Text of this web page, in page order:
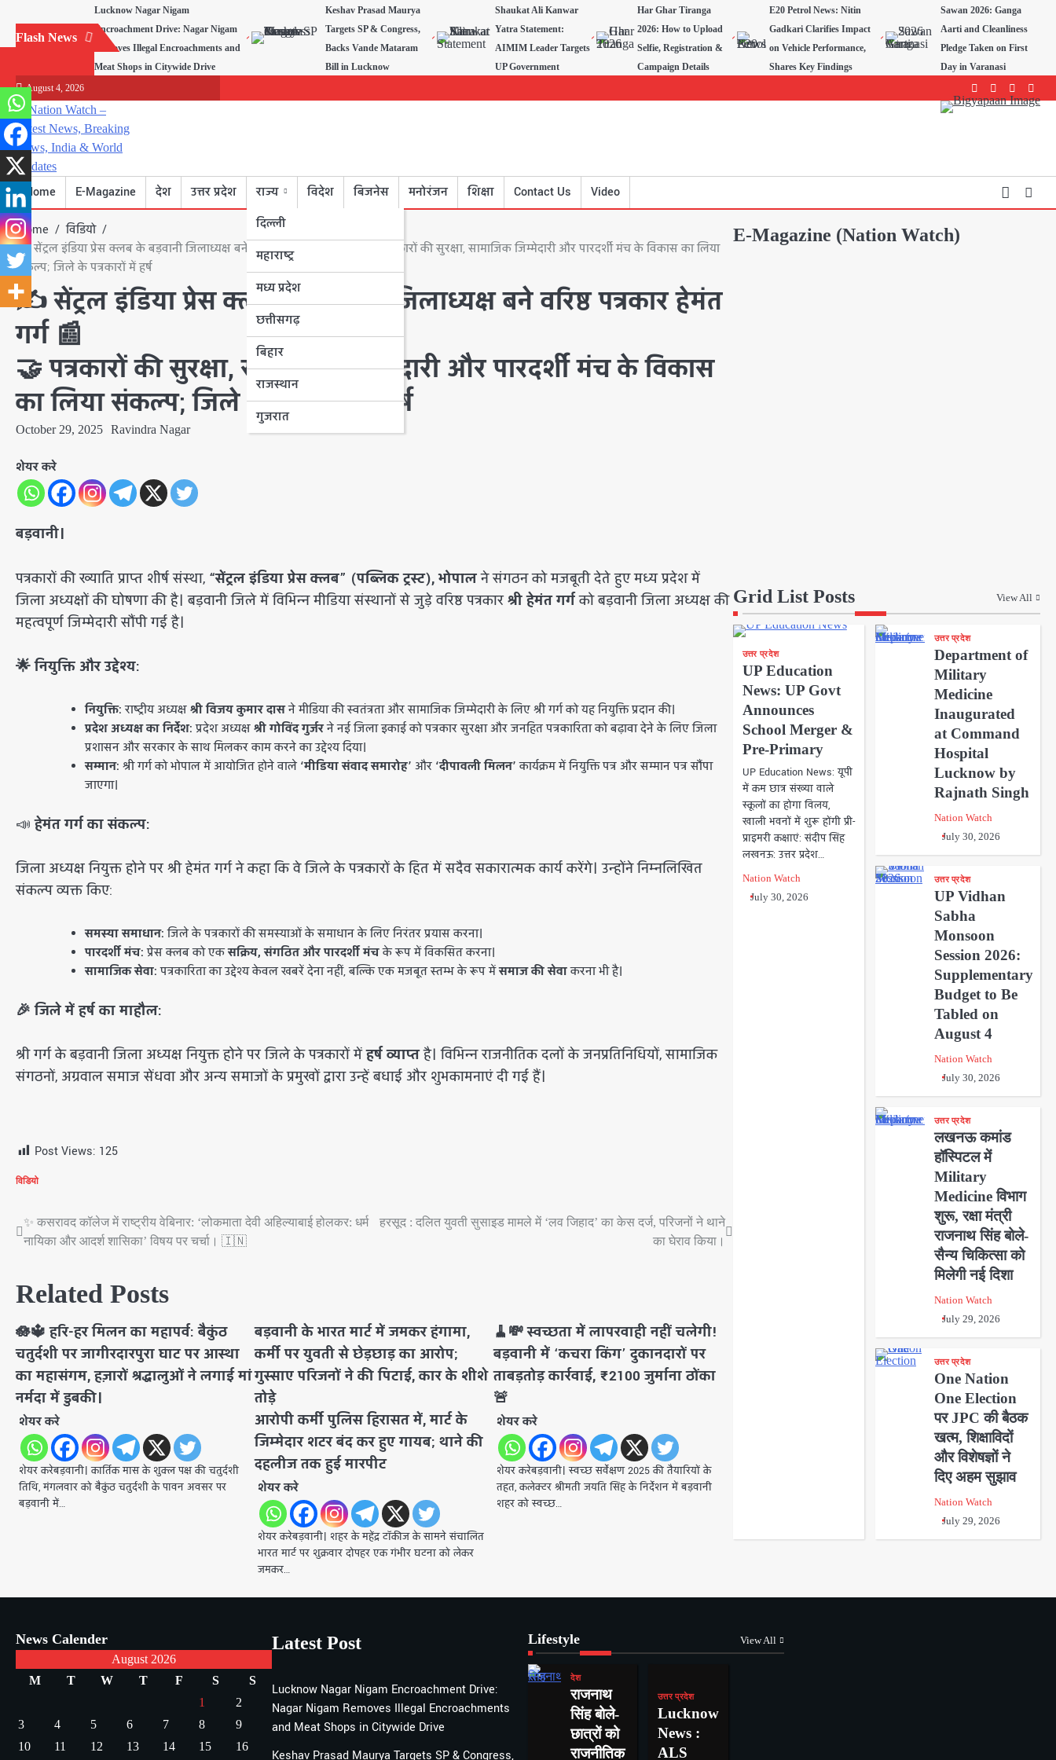
content
Flash News
Lucknow Nagar Nigam
Encroachment Drive: Nagar Nigam
Removes Illegal Encroachments and
Meat Shops in Citywide Drive
Keshav Prasad Maurya
Targets SP & Congress,
Backs Vande Mataram
Bill in Lucknow
Shaukat Ali Kanwar
Yatra Statement:
AIMIM Leader Targets
UP Government
Har Ghar Tiranga
2026: How to Upload
Selfie, Registration &
Campaign Details
E20 Petrol News: Nitin
Gadkari Clarifies Impact
on Vehicle Performance,
Shares Key Findings
Sawan 2026: Ganga
Aarti and Cleanliness
Pledge Taken on First
Day in Varanasi
August 4, 2026 Facebook
Instagram
youtube
Home E-Magazine देश उत्तर प्रदेश
राज्य
दिल्ली
महाराष्ट्र
मध्य प्रदेश
छत्तीसगढ़
बिहार
राजस्थान
गुजरात
विदेश बिजनेस मनोरंजन शिक्षा Contact Us Video
Home
विडियो
✍️ सेंट्रल इंडिया प्रेस क्लब के बड़वानी जिलाध्यक्ष बने वरिष्ठ पत्रकार हेमंत गर्ग 📰🤝 पत्रकारों की सुरक्षा, सामाजिक जिम्मेदारी और पारदर्शी मंच के विकास का लिया
संकल्प; जिले के पत्रकारों में हर्ष
✍️ सेंट्रल इंडिया प्रेस क्लब के बड़वानी जिलाध्यक्ष बने वरिष्ठ पत्रकार हेमंत
गर्ग 📰
🤝 पत्रकारों की सुरक्षा, सामाजिक जिम्मेदारी और पारदर्शी मंच के विकास
का लिया संकल्प; जिले के पत्रकारों में हर्ष
October 29, 2025 Ravindra Nagar
शेयर करे
बड़वानी।
​पत्रकारों की ख्याति प्राप्त शीर्ष संस्था, “सेंट्रल इंडिया प्रेस क्लब” (पब्लिक ट्रस्ट), भोपालने संगठन को मजबूती देते हुए मध्य प्रदेश में
जिला अध्यक्षों की घोषणा की है। बड़वानी जिले में विभिन्न मीडिया संस्थानों से जुड़े वरिष्ठ पत्रकारश्री हेमंत गर्गको बड़वानी जिला अध्यक्ष की
महत्वपूर्ण जिम्मेदारी सौंपी गई है।
🌟 नियुक्ति और उद्देश्य:
नियुक्ति:राष्ट्रीय अध्यक्षश्री विजय कुमार दासने मीडिया की स्वतंत्रता और सामाजिक जिम्मेदारी के लिए श्री गर्ग को यह नियुक्ति प्रदान की।
प्रदेश अध्यक्ष का निर्देश:प्रदेश अध्यक्षश्री गोविंद गुर्जरने नई जिला इकाई को पत्रकार सुरक्षा और जनहित पत्रकारिता को बढ़ावा देने के लिए जिला
प्रशासन और सरकार के साथ मिलकर काम करने का उद्देश्य दिया।
सम्मान: श्री गर्ग को भोपाल में आयोजित होने वाले‘मीडिया संवाद समारोह’ और ‘दीपावली मिलन’कार्यक्रम में नियुक्ति पत्र और सम्मान पत्र सौंपा
जाएगा।
📣 हेमंत गर्ग का संकल्प:
​जिला अध्यक्ष नियुक्त होने पर श्री हेमंत गर्ग ने कहा कि वे जिले के पत्रकारों के हित में सदैव सकारात्मक कार्य करेंगे। उन्होंने निम्नलिखित
संकल्प व्यक्त किए:
समस्या समाधान:जिले के पत्रकारों की समस्याओं के समाधान के लिए निरंतर प्रयास करना।
पारदर्शी मंच:प्रेस क्लब को एकसक्रिय, संगठित और पारदर्शी मंचके रूप में विकसित करना।
सामाजिक सेवा:पत्रकारिता का उद्देश्य केवल खबरें देना नहीं, बल्कि एक मजबूत स्तम्भ के रूप मेंसमाज की सेवाकरना भी है।
🎉 जिले में हर्ष का माहौल:
श्री गर्ग के बड़वानी जिला अध्यक्ष नियुक्त होने पर जिले के पत्रकारों मेंहर्ष व्याप्तहै। विभिन्न राजनीतिक दलों के जनप्रतिनिधियों, सामाजिक
संगठनों, अग्रवाल समाज सेंधवा और अन्य समाजों के प्रमुखों द्वारा उन्हें बधाई और शुभकामनाएं दी गई हैं।
Post Views: 125
विडियो
Post
✨ कसरावद कॉलेज में राष्ट्रीय वेबिनार: ‘लोकमाता देवी अहिल्याबाई होलकर: धर्म
नायिका और आदर्श शासिका’ विषय पर चर्चा। 🇮🇳
हरसूद : दलित युवती सुसाइड मामले में ‘लव जिहाद’ का केस दर्ज, परिजनों ने थाने
का घेराव किया।
Related Posts
🪷🔱 हरि-हर मिलन का महापर्व: बैकुंठ
चतुर्दशी पर जागीरदारपुरा घाट पर आस्था
का महासंगम, हज़ारों श्रद्धालुओं ने लगाई मां
नर्मदा में डुबकी।
शेयर करे
शेयर करेबड़वानी। ​कार्तिक मास के शुक्ल पक्ष की चतुर्दशी
तिथि, मंगलवार को बैकुंठ चतुर्दशी के पावन अवसर पर
बड़वानी में…
बड़वानी के भारत मार्ट में जमकर हंगामा,
कर्मी पर युवती से छेड़छाड़ का आरोप;
गुस्साए परिजनों ने की पिटाई, कार के शीशे
तोड़े
आरोपी कर्मी पुलिस हिरासत में, मार्ट के
जिम्मेदार शटर बंद कर हुए गायब; थाने की
दहलीज तक हुई मारपीट
शेयर करे
शेयर करेबड़वानी। शहर के महेंद्र टॉकीज के सामने संचालित
भारत मार्ट पर शुक्रवार दोपहर एक गंभीर घटना को लेकर
जमकर…
🧹💸 स्वच्छता में लापरवाही नहीं चलेगी!
बड़वानी में ‘कचरा किंग’ दुकानदारों पर
ताबड़तोड़ कार्रवाई, ₹2100 जुर्माना ठोंका
🚨
शेयर करे
शेयर करेबड़वानी। ​स्वच्छ सर्वेक्षण 2025 की तैयारियों के
तहत, कलेक्टर श्रीमती जयति सिंह के निर्देशन में बड़वानी
शहर को स्वच्छ…
E-Magazine (Nation Watch)
Grid List Posts View All
उत्तर प्रदेश
UP Education
News: UP Govt
Announces
School Merger &
Pre-Primary
UP Education News: यूपी
में कम छात्र संख्या वाले
स्कूलों का होगा विलय,
खाली भवनों में शुरू होंगी प्री-
प्राइमरी कक्षाएं: संदीप सिंह
लखनऊ: उत्तर प्रदेश…
Nation Watch
July 30, 2026
उत्तर प्रदेश
Department of
Military
Medicine
Inaugurated
at Command
Hospital
Lucknow by
Rajnath Singh
Nation Watch
July 30, 2026
उत्तर प्रदेश
UP Vidhan
Sabha
Monsoon
Session 2026:
Supplementary
Budget to Be
Tabled on
August 4
Nation Watch
July 30, 2026
उत्तर प्रदेश
लखनऊ कमांड
हॉस्पिटल में
Military
Medicine विभाग
शुरू, रक्षा मंत्री
राजनाथ सिंह बोले-
सैन्य चिकित्सा को
मिलेगी नई दिशा
Nation Watch
July 29, 2026
उत्तर प्रदेश
One Nation
One Election
पर JPC की बैठक
खत्म, शिक्षाविदों
और विशेषज्ञों ने
दिए अहम सुझाव
Nation Watch
July 29, 2026
News Calender
August 2026
M
T W T F S
S
1
2
3
4 5 6 7 8
9
10
11 12 13 14 15 16
Latest Post
Lucknow Nagar Nigam Encroachment Drive:
Nagar Nigam Removes Illegal Encroachments
and Meat Shops in Citywide Drive
Keshav Prasad Maurya Targets SP & Congress,
Lifestyle View All
देश
राजनाथ
सिंह बोले-
छात्रों को
राजनीतिक
उत्तर प्रदेश
Lucknow
News :
ALS